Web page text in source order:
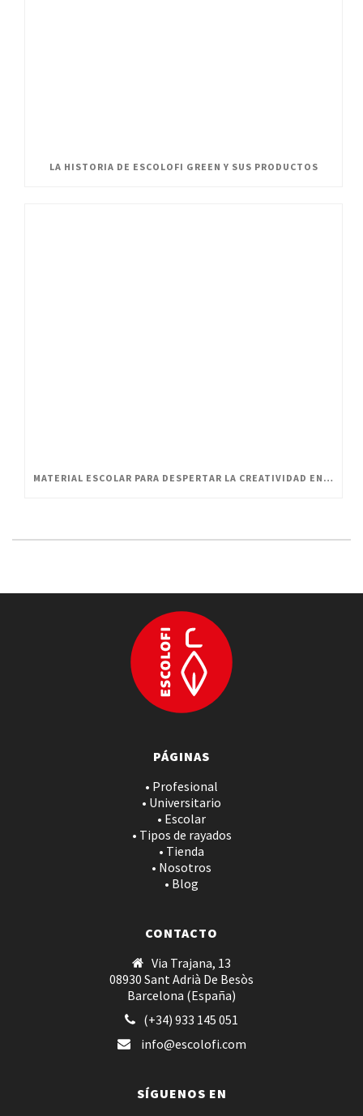
LA HISTORIA DE ESCOLOFI GREEN Y SUS PRODUCTOS
MATERIAL ESCOLAR PARA DESPERTAR LA CREATIVIDAD EN PEQUEÑOS ARTISTAS
PÁGINAS
• Profesional
• Universitario
• Escolar
• Tipos de rayados
• Tienda
• Nosotros
• Blog
CONTACTO
Via Trajana, 13
08930 Sant Adrià De Besòs
Barcelona (España)
(+34) 933 145 051
info@escolofi.com
SÍGUENOS EN